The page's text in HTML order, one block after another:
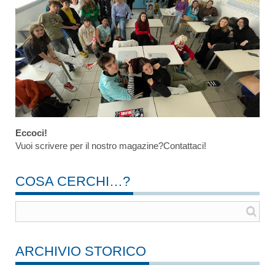
Eccoci!
Vuoi scrivere per il nostro magazine?Contattaci!
COSA CERCHI…?
ARCHIVIO STORICO